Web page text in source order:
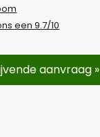
een 9.7/10
aanvraag »